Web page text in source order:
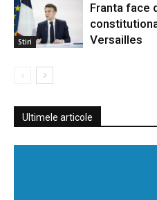
Stiri
Franta face
Versailles
Ultimele articole